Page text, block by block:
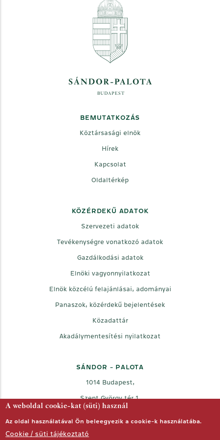
A weboldal cookie-kat (süti) használ
Az oldal használatával Ön beleegyezik a cookie-k használatába.
Cookie / süti tájékoztató
BEMUTATKOZÁS
Köztársasági elnök
Hírek
Kapcsolat
Oldaltérkép
KÖZÉRDEKŰ ADATOK
Szervezeti adatok
Tevékenységre vonatkozó adatok
Gazdálkodási adatok
Elnöki vagyonnyilatkozat
Elnök közcélú felajánlásai, adományai
Panaszok, közérdekű bejelentések
Közadattár
Akadálymentesítési nyilatkozat
SÁNDOR - PALOTA
1014 Budapest,
Szent György tér 1.
FacebookTwitter Youtube